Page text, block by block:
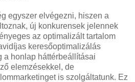
egyszer elvégezni, hiszen a
új konkurensek jelennek
az optimalizált tartalom
keresőoptimalizálás
a honlap háttérbeállításai
elemzésekkel, de
is szolgáltatunk. Ez